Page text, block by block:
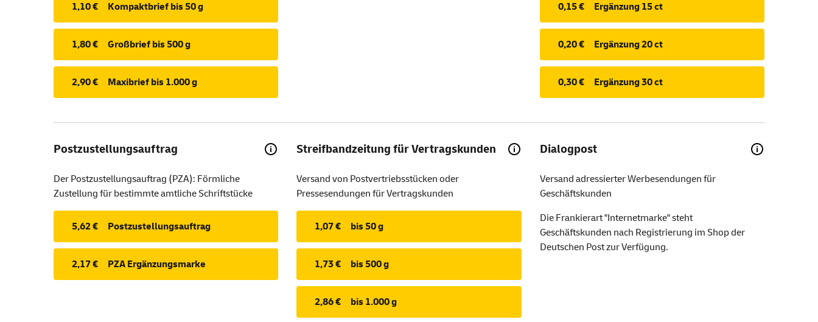
1,10 € Kompaktbrief bis 50 g
1,80 € Großbrief bis 500 g
2,90 € Maxibrief bis 1.000 g
0,15 € Ergänzung 15 ct
0,20 € Ergänzung 20 ct
0,30 € Ergänzung 30 ct
Postzustellungsauftrag
Der Postzustellungsauftrag (PZA): Förmliche
Zustellung für bestimmte amtliche Schriftstücke
5,62 € Postzustellungsauftrag
2,17 € PZA Ergänzungsmarke
Streifbandzeitung für Vertragskunden
Versand von Postvertriebsstücken oder
Pressesendungen für Vertragskunden
1,07 € bis 50 g
1,73 € bis 500 g
2,86 € bis 1.000 g
Dialogpost
Versand adressierter Werbesendungen für
Geschäftskunden
Die Frankierart "Internetmarke" steht
Geschäftskunden nach Registrierung im Shop der
Deutschen Post zur Verfügung.